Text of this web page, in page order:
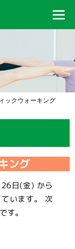
ックウォーキング
ング
日(金) から
います。 次
す。